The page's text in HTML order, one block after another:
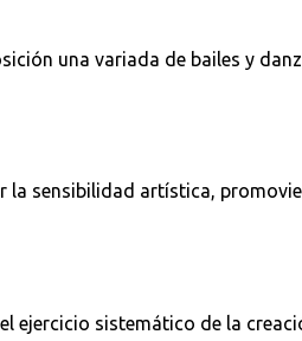
una variada de bailes y
la sensibilidad artística,
ejercicio sistemático de la